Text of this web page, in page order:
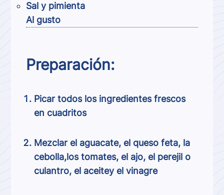
Sal y pimienta
Al gusto
Preparación:
Picar todos los ingredientes frescos
en cuadritos
Mezclar el aguacate, el queso feta, la
cebolla,los tomates, el ajo, el perejil o
culantro, el aceitey el vinagre